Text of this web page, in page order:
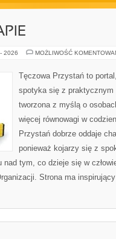
2026 MOŻLIWOŚĆ
Tęczowa Przystań to
spotyka się z praktycznym
tworzona z myślą o
więcej równowagi w
Przystań dobrze oddaje
ponieważ kojarzy się z
nad tym, co dzieje się w
Strona ma